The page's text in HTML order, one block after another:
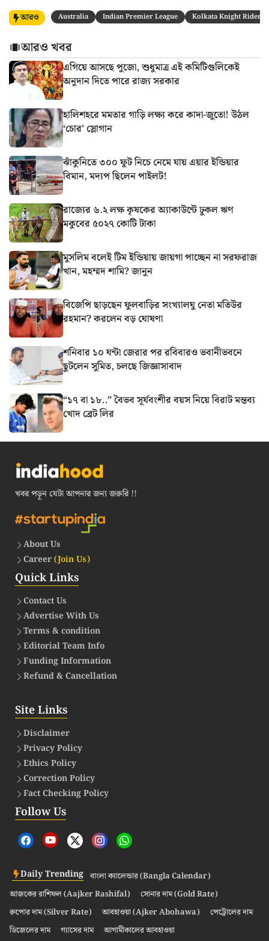
আরও Australia Indian Premier League Kolkata Knight Riders
আরও খবর
এগিয়ে আসছে পুজো, শুধুমাত্র এই কমিটিগুলিকেই
অনুদান দিতে পারে রাজ্য সরকার
হালিশহরে মমতার গাড়ি লক্ষ্য করে কাদা-জুতো! উঠল
‘চোর’ স্লোগান
ঝাঁকুনিতে ৩০০ ফুট নিচে নেমে যায় এয়ার ইন্ডিয়ার
বিমান, মদ্যপ ছিলেন পাইলট!
রাজ্যের ৬.২ লক্ষ কৃষকের অ্যাকাউন্টে ঢুকল ঋণ
মকুবের ৫০২৭ কোটি টাকা
মুসলিম বলেই টিম ইন্ডিয়ায় জায়গা পাচ্ছেন না সরফরাজ
খান, মহম্মদ শামি? জানুন
বিজেপি ছাড়ছেন ফুলবাড়ির সংখ্যালঘু নেতা মতিউর
রহমান? করলেন বড় ঘোষণা
শনিবার ১০ ঘন্টা জেরার পর রবিবারও ভবানীভবনে
ছুটলেন সুমিত, চলছে জিজ্ঞাসাবাদ
“১৭ বা ১৮..” বৈভব সূর্যবংশীর বয়স নিয়ে বিরাট মন্তব্য
খোদ ব্রেট লির
খবর পড়ুন যেটা আপনার জন্য জরুরি !!
About Us
Career(Join Us)
Quick Links
Contact Us
Advertise With Us
Terms & condition
Editorial Team Info
Funding Information
Refund & Cancellation
Site Links
Disclaimer
Privacy Policy
Ethics Policy
Correction Policy
Fact Checking Policy
Follow Us
Daily Trending বাংলা ক্যালেন্ডার (Bangla Calendar)
আজকের রাশিফল (Aajker Rashifal)
সোনার দাম (Gold Rate)
রুপোর দাম (Silver Rate)
আবহাওয়া (Ajker Abohawa)
পেট্রোলের দাম
ডিজেলের দাম
গ্যাসের দাম আগামীকালের আবহাওয়া